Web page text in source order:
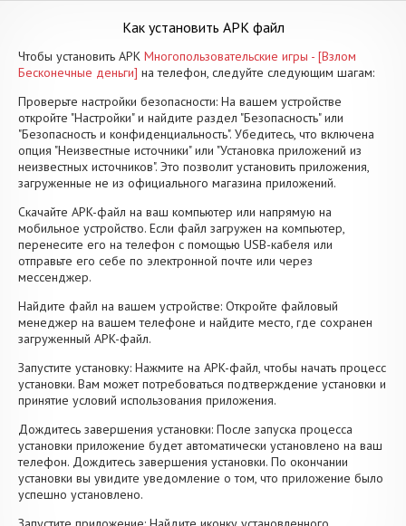
Как установить APK файл
Чтобы установить APK Многопользовательские игры - [Взлом
Бесконечные деньги] на телефон, следуйте следующим шагам:
Проверьте настройки безопасности: На вашем устройстве
откройте "Настройки" и найдите раздел "Безопасность" или
"Безопасность и конфиденциальность". Убедитесь, что включена
опция "Неизвестные источники" или "Установка приложений из
неизвестных источников". Это позволит установить приложения,
загруженные не из официального магазина приложений.
Скачайте APK-файл на ваш компьютер или напрямую на
мобильное устройство. Если файл загружен на компьютер,
перенесите его на телефон с помощью USB-кабеля или
отправьте его себе по электронной почте или через
мессенджер.
Найдите файл на вашем устройстве: Откройте файловый
менеджер на вашем телефоне и найдите место, где сохранен
загруженный APK-файл.
Запустите установку: Нажмите на APK-файл, чтобы начать процесс
установки. Вам может потребоваться подтверждение установки и
принятие условий использования приложения.
Дождитесь завершения установки: После запуска процесса
установки приложение будет автоматически установлено на ваш
телефон. Дождитесь завершения установки. По окончании
установки вы увидите уведомление о том, что приложение было
успешно установлено.